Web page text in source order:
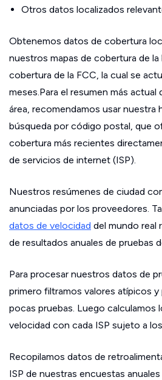
Otros datos localizados
Obtenemos datos de cobertura
nuestros mapas de cobertura de
cobertura de la FCC, la cual se
meses.Para el resumen más
área, recomendamos usar nuestra
búsqueda por código postal, que
cobertura más recientes
de servicios de internet (ISP).
Nuestros resúmenes de ciudad
anunciadas por los proveedores.
datos de velocidad del mundo real
de resultados anuales de pruebas
Para procesar nuestros datos de
primero filtramos valores atípicos
pocas pruebas. Luego calculamos
velocidad con cada ISP sujeto a
Recopilamos datos de
ISP de nuestras encuestas